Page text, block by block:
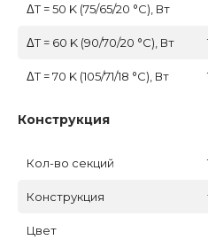
ΔT = 50 K (75/65/20 °C), Вт
ΔT = 60 K (90/70/20 °C), Вт
ΔT = 70 K (105/71/18 °C), Вт
Конструкция
Кол-во секций
Конструкция
Цвет